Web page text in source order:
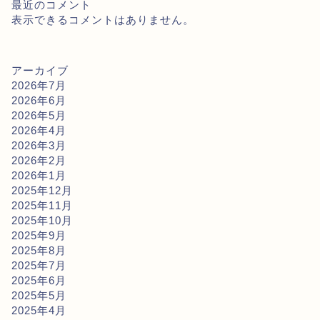
最近のコメント
表示できるコメントはありません。
アーカイブ
2026年7月
2026年6月
2026年5月
2026年4月
2026年3月
2026年2月
2026年1月
2025年12月
2025年11月
2025年10月
2025年9月
2025年8月
2025年7月
2025年6月
2025年5月
2025年4月